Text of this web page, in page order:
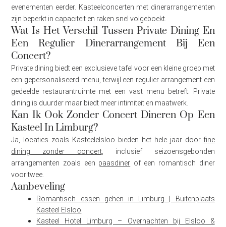
evenementen eerder. Kasteelconcerten met dinerarrangementen
zijn beperkt in capaciteit en raken snel volgeboekt.
Wat Is Het Verschil Tussen Private Dining En
Een Regulier Dinerarrangement Bij Een
Concert?
Private dining biedt een exclusieve tafel voor een kleine groep met
een gepersonaliseerd menu, terwijl een regulier arrangement een
gedeelde restaurantruimte met een vast menu betreft. Private
dining is duurder maar biedt meer intimiteit en maatwerk.
Kan Ik Ook Zonder Concert Dineren Op Een
Kasteel In Limburg?
Ja, locaties zoals Kasteelelsloo bieden het hele jaar door fine
dining zonder concert, inclusief seizoensgebonden
arrangementen zoals een paasdiner of een romantisch diner
voor twee.
Aanbeveling
Romantisch essen gehen in Limburg | Buitenplaats
Kasteel Elsloo
Kasteel Hotel Limburg – Overnachten bij Elsloo &